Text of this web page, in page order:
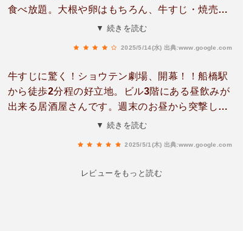
食べ放題。大根や卵はもちろん、牛すじ・焼売な
ども選べてもはやお通しだけでも満足なラインナ
べ放題 500円・鶏ももタレ2本 550円・ツナマヨし
いたけ 693円・若鶏の磯辺唐揚げ 693円・フライ
ドポテトトリュフ味 693円・鮭といくらの親子釜
個人的には焼鳥・唐揚げの鶏料理系が特に美味く
感じました。焼鳥は一般的なサイズの2,3倍ありそ
ンパクトすごい。焼き具合がちょうどよくジュー
▼ 続きを読む
2025/5/14(水) 出典:www.google.com
牛すじに驚く！ショウテン劇場、開幕！！船橋駅
から徒歩2分程の好立地。ビル3階にある昼飲みが
出来る居酒屋さんです。週末のお昼から突撃して
きました！推しポイントは、お通し500円でおで
んは印象的！なぜかの詳細は下記ご参照✨----------
▼ 続きを読む
2025/5/1(木) 出典:www.google.com
レビューをもっと読む